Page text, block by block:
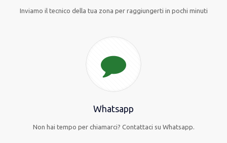
Inviamo il tecnico della tua zona per raggiungerti in pochi minuti
Whatsapp
Non hai tempo per chiamarci? Contattaci su Whatsapp.